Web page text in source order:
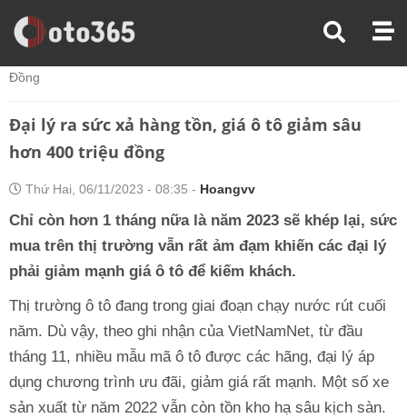
Trang Chủ
Thị Trường Xe
Đồng
Đại lý ra sức xả hàng tồn, giá ô tô giảm sâu
hơn 400 triệu đồng
Thứ Hai, 06/11/2023 - 08:35 - Hoangvv
Chỉ còn hơn 1 tháng nữa là năm 2023 sẽ khép lại, sức
mua trên thị trường vẫn rất ảm đạm khiến các đại lý
phải giảm mạnh giá ô tô để kiếm khách.
Thị trường ô tô đang trong giai đoạn chạy nước rút cuối
năm. Dù vậy, theo ghi nhận của VietNamNet, từ đầu
tháng 11, nhiều mẫu mã ô tô được các hãng, đại lý áp
dụng chương trình ưu đãi, giảm giá rất mạnh. Một số xe
sản xuất từ năm 2022 vẫn còn tồn kho hạ sâu kịch sàn.